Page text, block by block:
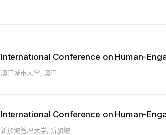
International Conference on Human-
澳门城市大学, 澳门
International Conference on Human-
新加坡管理大学, 新加坡